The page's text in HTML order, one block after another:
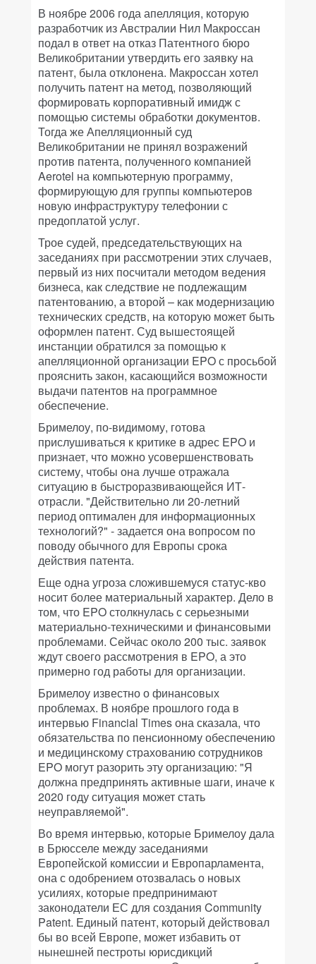
В ноябре 2006 года апелляция, которую
разработчик из Австралии Нил Макроссан
подал в ответ на отказ Патентного бюро
Великобритании утвердить его заявку на
патент, была отклонена. Макроссан хотел
получить патент на метод, позволяющий
формировать корпоративный имидж с
помощью системы обработки документов.
Тогда же Апелляционный суд
Великобритании не принял возражений
против патента, полученного компанией
Aerotel на компьютерную программу,
формирующую для группы компьютеров
новую инфраструктуру телефонии с
предоплатой услуг.
Трое судей, председательствующих на
заседаниях при рассмотрении этих случаев,
первый из них посчитали методом ведения
бизнеса, как следствие не подлежащим
патентованию, а второй – как модернизацию
технических средств, на которую может быть
оформлен патент. Суд вышестоящей
инстанции обратился за помощью к
апелляционной организации EPO с просьбой
прояснить закон, касающийся возможности
выдачи патентов на программное
обеспечение.
Бримелоу, по-видимому, готова
прислушиваться к критике в адрес EPO и
признает, что можно усовершенствовать
систему, чтобы она лучше отражала
ситуацию в быстроразвивающейся ИТ-
отрасли. "Действительно ли 20-летний
период оптимален для информационных
технологий?" - задается она вопросом по
поводу обычного для Европы срока
действия патента.
Еще одна угроза сложившемуся статус-кво
носит более материальный характер. Дело в
том, что EPO столкнулась с серьезными
материально-техническими и финансовыми
проблемами. Сейчас около 200 тыс. заявок
ждут своего рассмотрения в EPO, а это
примерно год работы для организации.
Бримелоу известно о финансовых
проблемах. В ноябре прошлого года в
интервью Financial Times она сказала, что
обязательства по пенсионному обеспечению
и медицинскому страхованию сотрудников
EPO могут разорить эту организацию: "Я
должна предпринять активные шаги, иначе к
2020 году ситуация может стать
неуправляемой".
Во время интервью, которые Бримелоу дала
в Брюсселе между заседаниями
Европейской комиссии и Европарламента,
она с одобрением отозвалась о новых
усилиях, которые предпринимают
законодатели ЕС для создания Community
Patent. Единый патент, который действовал
бы во всей Европе, может избавить от
нынешней пестроты юрисдикций